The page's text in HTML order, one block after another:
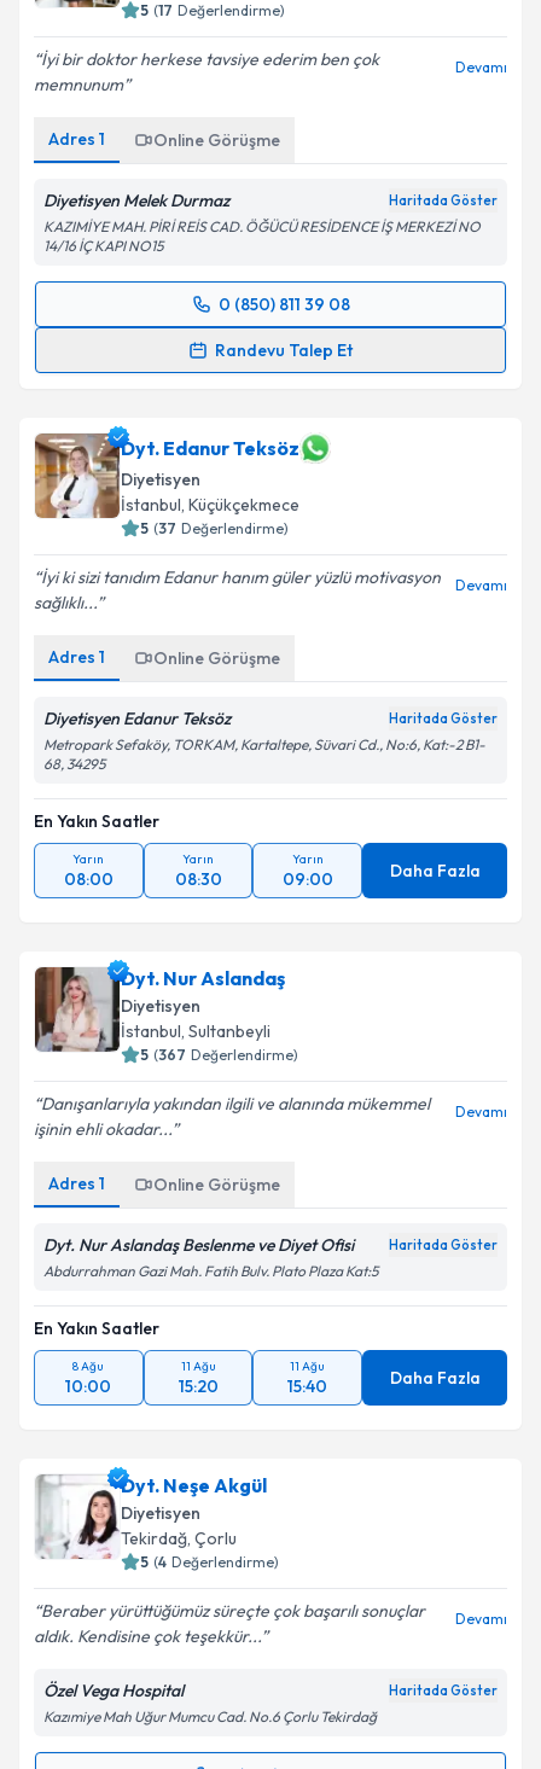
5 (17 Değerlendirme)
İyi bir doktor herkese tavsiye ederim ben çok
memnunum
Devamı
Adres 1 Online Görüşme
Diyetisyen Melek Durmaz Haritada Göster
KAZIMİYE MAH. PİRİ REİS CAD. ÖĞÜCÜ RESİDENCE İŞ MERKEZİ NO
14/16 İÇ KAPI NO15
0 (850) 811 39 08
Randevu Talep Et
Randevu Takvimi Talebi
takvim hazırlandığında e-posta ile bilgilendireceğiz.
E-posta Adresiniz
kapsamda işlenmesini kabul ediyorum.
Takvim Talebini Gönder
Dyt. Edanur Teksöz
Diyetisyen
İstanbul, Küçükçekmece
5 (37 Değerlendirme)
İyi ki sizi tanıdım Edanur hanım güler yüzlü motivasyon
sağlıklı...
Devamı
Adres 1 Online Görüşme
Diyetisyen Edanur Teksöz Haritada Göster
Metropark Sefaköy, TORKAM, Kartaltepe, Süvari Cd., No:6, Kat:-2 B1-
68, 34295
En Yakın Saatler
Yarın
08:00
Yarın
08:30
Yarın
09:00 Daha Fazla
Dyt. Nur Aslandaş
Diyetisyen
İstanbul, Sultanbeyli
5 (367 Değerlendirme)
Danışanlarıyla yakından ilgili ve alanında mükemmel
işinin ehli okadar...
Devamı
Adres 1 Online Görüşme
Dyt. Nur Aslandaş Beslenme ve Diyet Ofisi Haritada Göster
Abdurrahman Gazi Mah. Fatih Bulv. Plato Plaza Kat:5
En Yakın Saatler
8 Ağu
10:00
11 Ağu
15:20
11 Ağu
15:40 Daha Fazla
Dyt. Neşe Akgül
Diyetisyen
Tekirdağ, Çorlu
5 (4 Değerlendirme)
Beraber yürüttüğümüz süreçte çok başarılı sonuçlar
aldık. Kendisine çok teşekkür...
Devamı
Özel Vega Hospital Haritada Göster
Kazımiye Mah Uğur Mumcu Cad. No.6 Çorlu Tekirdağ